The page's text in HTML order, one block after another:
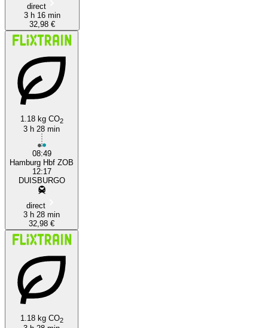
direct
3 h 16 min
32,98 €
1.18 kg CO2
3 h 28 min
08:49
Hamburg Hbf ZOB
12:17
DUISBURGO
direct
3 h 28 min
32,98 €
1.18 kg CO2